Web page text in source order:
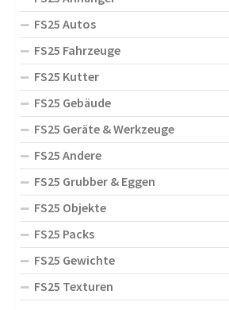
FS25 Autos
FS25 Fahrzeuge
FS25 Kutter
FS25 Gebäude
FS25 Geräte & Werkzeuge
FS25 Andere
FS25 Grubber & Eggen
FS25 Objekte
FS25 Packs
FS25 Gewichte
FS25 Texturen